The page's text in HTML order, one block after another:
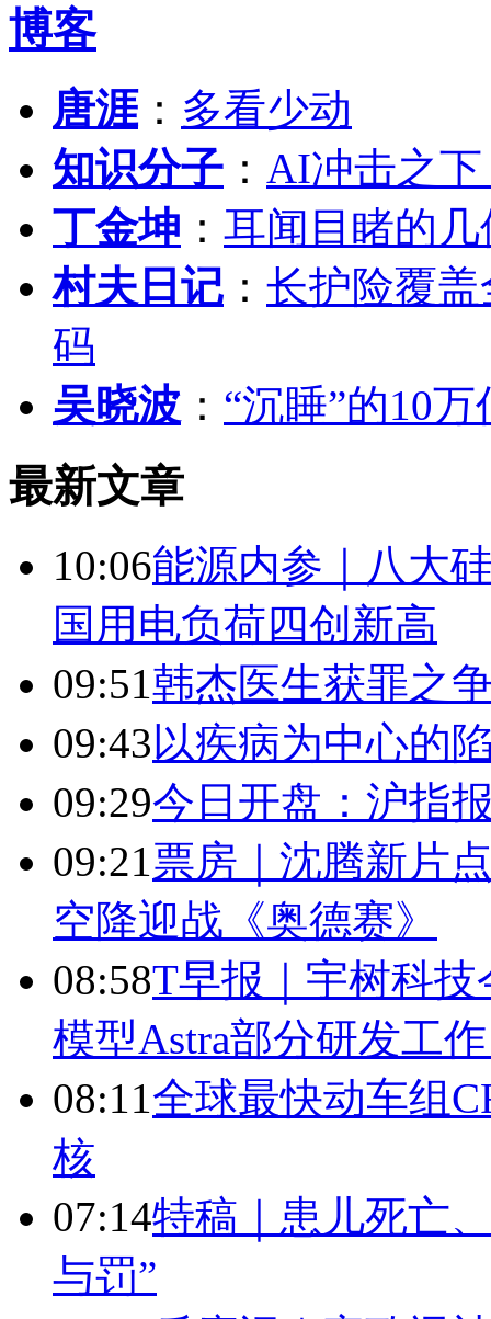
博客
唐涯： 多看少动
知识分子 ： AI冲击之
丁金坤 ： 耳闻目睹的
村夫日记 ： 长护险覆
码
吴晓波 ： “沉睡”的10
最新文章
10:06能源内参｜八大
国用电负荷四创新高
09:51韩杰医生获罪之
09:43以疾病为中心的
09:29今日开盘：沪指
09:21票房｜沈腾新片
空降迎战《奥德赛》
08:58T早报｜宇树科
模型Astra部分研发工
08:11全球最快动车组
核
07:14特稿｜患儿死亡
与罚”